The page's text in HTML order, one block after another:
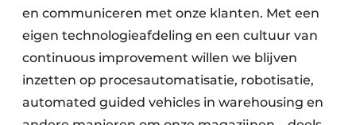
en communiceren met onze klanten. Met een
eigen technologieafdeling en een cultuur van
continuous improvement willen we blijven
inzetten op procesautomatisatie, robotisatie,
automated guided vehicles in warehousing en